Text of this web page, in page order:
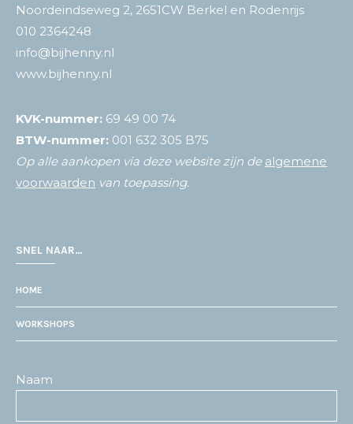
Noordeindseweg 2, 2651CW Berkel en Rodenrijs
010 2364248
info@bijhenny.nl
www.bijhenny.nl
KVK-nummer: 69 49 00 74
BTW-nummer: 001 632 305 B75
Op alle aankopen via deze website zijn de algemene
voorwaarden van toepassing.
SNEL NAAR…
HOME
WORKSHOPS
Naam